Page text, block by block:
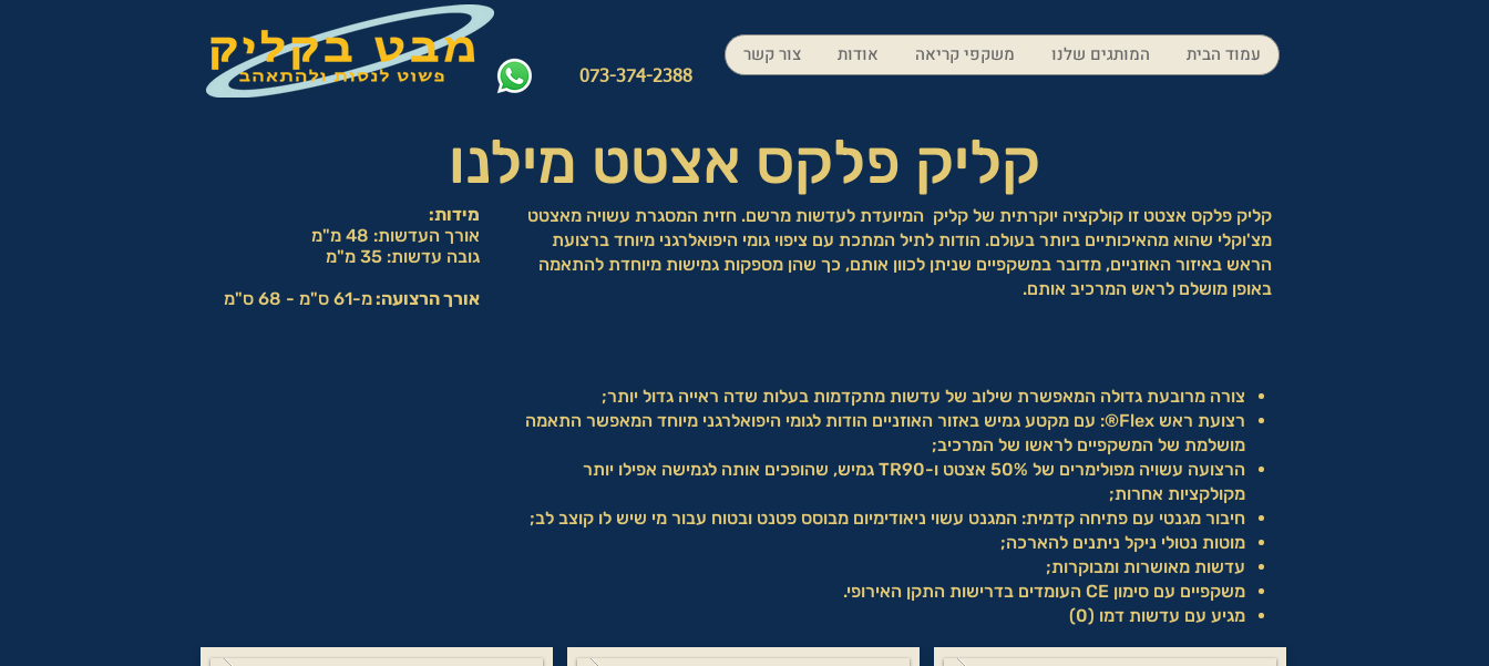
073-374-2388
עמוד הבית המותגים שלנו משקפי קריאה אודות צור קשר
קליק פלקס אצטט מילנו
מידות:
אורך העדשות: 48 מ"מ
גובה עדשות: 35 מ"מ
אורך הרצועה: מ-61 ס"מ - 68 ס"מ
קליק פלקס אצטט זו קולקציה יוקרתית של קליק המיועדת לעדשות מרשם. חזית המסגרת עשויה מאצטט
מצ'וקלי שהוא מהאיכותיים ביותר בעולם. הודות לתיל המתכת עם ציפוי גומי היפואלרגני מיוחד ברצועת
הראש באיזור האוזניים, מדובר במשקפיים שניתן לכוון אותם, כך שהן מספקות גמישות מיוחדת להתאמה
באופן מושלם לראש המרכיב אותם.
צורה מרובעת גדולה המאפשרת שילוב של עדשות מתקדמות בעלות שדה ראייה גדול יותר;
רצועת ראש Flex®: עם מקטע גמיש באזור האוזניים הודות לגומי היפואלרגני מיוחד המאפשר התאמה
מושלמת של המשקפיים לראשו של המרכיב;
הרצועה עשויה מפולימרים של 50% אצטט ו-TR90 גמיש, שהופכים אותה לגמישה אפילו יותר
מקולקציות אחרות;
חיבור מגנטי עם פתיחה קדמית: המגנט עשוי ניאודימיום מבוסס פטנט ובטוח עבור מי שיש לו קוצב לב;
מוטות נטולי ניקל ניתנים להארכה;
עדשות מאושרות ומבוקרות;
משקפיים עם סימון CE העומדים בדרישות התקן האירופי.
מגיע עם עדשות דמו (0)